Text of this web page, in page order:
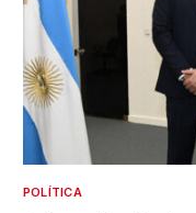
POLÍTICA